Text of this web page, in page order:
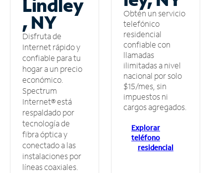
Lindley
, NY
Disfruta de
Internet rápido y
confiable para tu
hogar a un precio
económico.
Spectrum
Internet® está
respaldado por
tecnología de
fibra óptica y
conectado a las
instalaciones por
líneas coaxiales.
Obtén un servicio
telefónico
residencial
confiable con
llamadas
ilimitadas a nivel
nacional por solo
$15/mes, sin
impuestos ni
cargos agregados.
Explorar
teléfono
residencial